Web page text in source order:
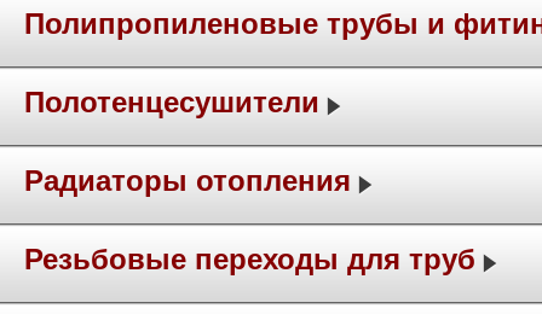
Полипропиленовые трубы и
Полотенцесушители
Радиаторы отопления
Резьбовые переходы для труб